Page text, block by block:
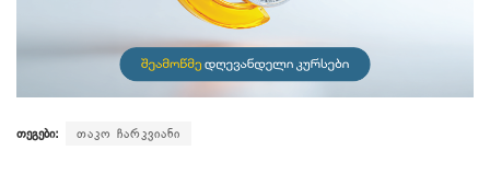
თეგები: თაკო ჩარკვიანი